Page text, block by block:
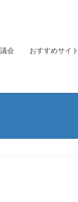
会 おすすめサイト